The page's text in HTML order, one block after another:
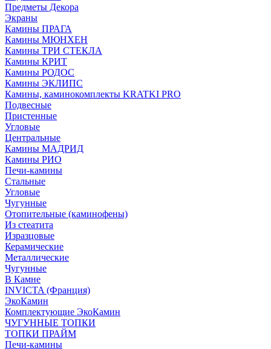
Предметы Декора
Экраны
Камины ПРАГА
Камины МЮНХЕН
Камины ТРИ СТЕКЛА
Камины КРИТ
Камины РОДОС
Камины ЭКЛИПС
Камины, каминокомплекты KRATKI PRO
Подвесные
Пристенные
Угловые
Центральные
Камины МАДРИД
Камины РИО
Печи-камины
Стальные
Угловые
Чугунные
Отопительные (каминофены)
Из стеатита
Изразцовые
Керамические
Металлические
Чугунные
В Камне
INVICTA (Франция)
ЭкоКамин
Комплектующие ЭкоКамин
ЧУГУННЫЕ ТОПКИ
ТОПКИ ПРАЙМ
Печи-камины